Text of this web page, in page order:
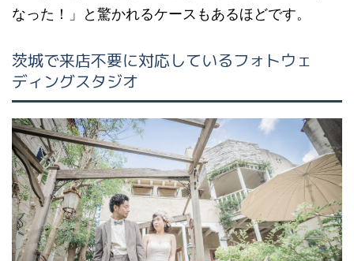
なった！」と驚かれるケースもあるほどです。
茨城で来店不要に対応しているフォトウェ
ディングスタジオ